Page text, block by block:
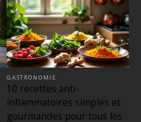
GASTRONOMIE
10 recettes anti-
inflammatoires simples et
gourmandes pour tous les